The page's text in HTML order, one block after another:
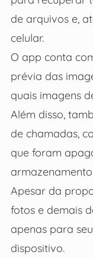
de arquivos e,
celular.
O app conta
prévia das
quais imagens
Além disso,
de chamadas,
que foram
Apesar da
fotos e demais
apenas para
dispositivo.